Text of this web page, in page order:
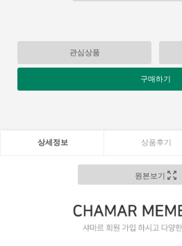
관심상품
구매하기
상세정보 상품후기
원본보기